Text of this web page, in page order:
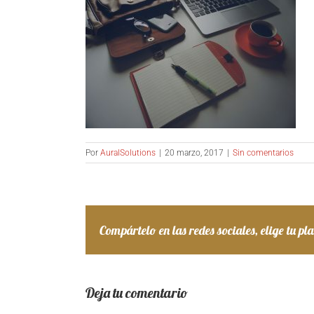
Por AuralSolutions 20 marzo, 2017 Sin comentarios
Compártelo en las redes sociales, elige tu
Deja tu comentario